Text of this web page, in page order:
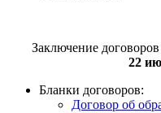
Заключение
22
Бланки договоров:
Договор об